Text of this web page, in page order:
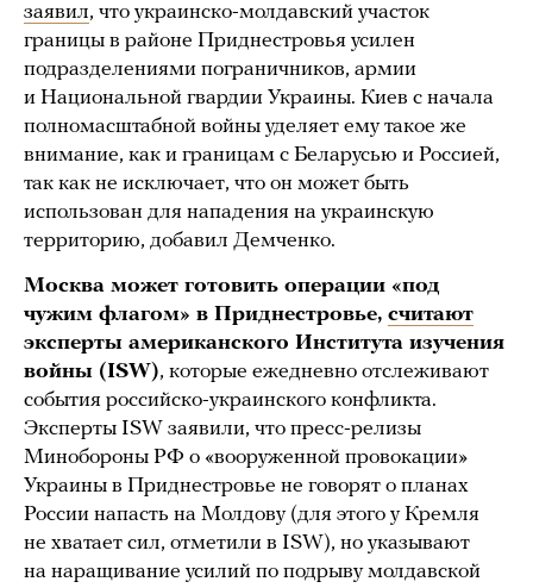
заявил, что украинско-молдавский участок
границы в районе Приднестровья усилен
подразделениями пограничников, армии
и Национальной гвардии Украины. Киев с начала
полномасштабной войны уделяет ему такое же
внимание, как и границам с Беларусью и Россией,
так как не исключает, что он может быть
использован для нападения на украинскую
территорию, добавил Демченко.
Москва может готовить операции «под
чужим флагом» в Приднестровье, считают
эксперты американского Института изучения
войны (ISW), которые ежедневно отслеживают
события российско-украинского конфликта.
Эксперты ISW заявили, что пресс-релизы
Минобороны РФ о «вооруженной провокации»
Украины в Приднестровье не говорят о планах
России напасть на Молдову (для этого у Кремля
не хватает сил, отметили в ISW), но указывают
на наращивание усилий по подрыву молдавской